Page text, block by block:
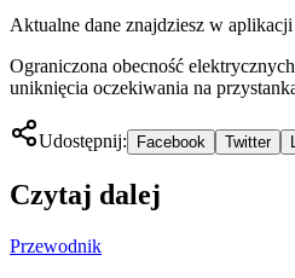
Aktualne dane znajdziesz w
Ograniczona obecność
uniknięcia oczekiwania na
Udostępnij: Facebook Twitter
Czytaj dalej
Przewodnik